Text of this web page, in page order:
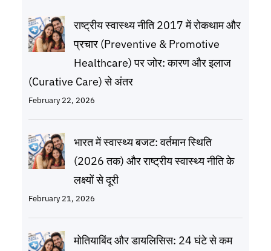
राष्ट्रीय स्वास्थ्य नीति 2017 में रोकथाम और
प्रचार (Preventive & Promotive
Healthcare) पर जोर: कारण और इलाज
(Curative Care) से अंतर
February 22, 2026
भारत में स्वास्थ्य बजट: वर्तमान स्थिति
(2026 तक) और राष्ट्रीय स्वास्थ्य नीति के
लक्ष्यों से दूरी
February 21, 2026
मोतियाबिंद और डायलिसिस: 24 घंटे से कम